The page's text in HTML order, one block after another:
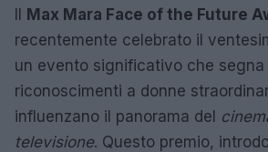
Il Max Mara Face of the Future
recentemente celebrato il
un evento significativo che segna
riconoscimenti a donne
influenzano il panorama del
televisione. Questo premio,